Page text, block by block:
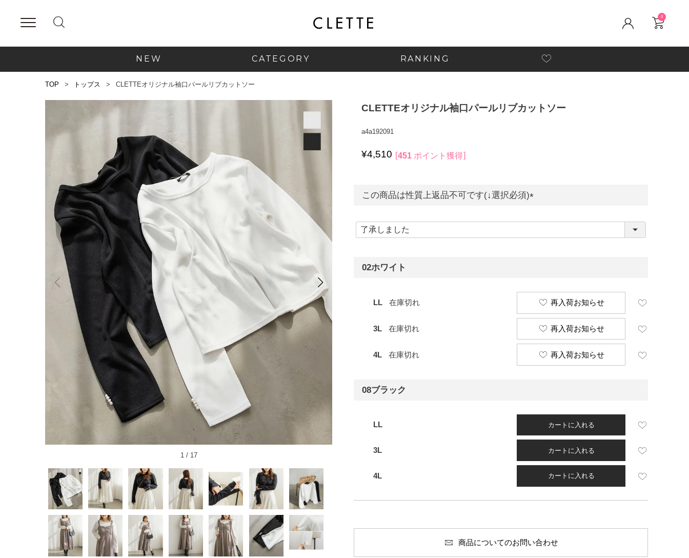
0
NEW CATEGORY RANKING
TOP トップス CLETTEオリジナル袖口パールリブカットソー
1/ 17
CLETTEオリジナル袖口パールリブカットソー
a4a192091
¥4,510 451 ポイント獲得
この商品は性質上返品不可です(↓選択必須)
必
須
02ホワイト
LL 在庫切れ 再入荷お知らせ
3L 在庫切れ 再入荷お知らせ
4L 在庫切れ 再入荷お知らせ
08ブラック
LL カートに入れる
3L カートに入れる
4L カートに入れる
商品についてのお問い合わせ